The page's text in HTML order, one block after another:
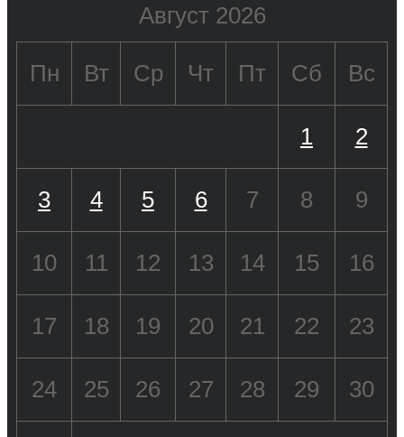
Август 2026
Пн Вт Ср Чт Пт Сб Вс
1 2
3 4 5 6 7 8 9
10 11 12 13 14 15 16
17 18 19 20 21 22 23
24 25 26 27 28 29 30